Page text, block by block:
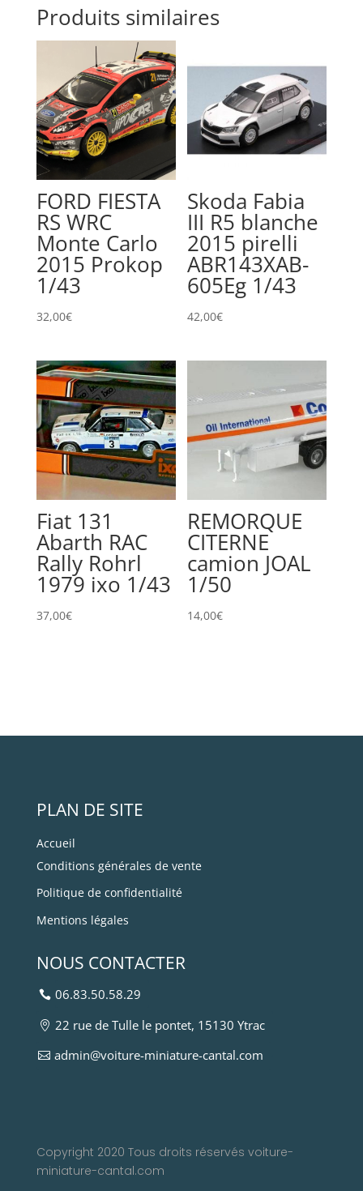
Produits similaires
FORD FIESTA
RS WRC
Monte Carlo
2015 Prokop
1/43
32,00€
Skoda Fabia
III R5 blanche
2015 pirelli
ABR143XAB-
605Eg 1/43
42,00€
Fiat 131
Abarth RAC
Rally Rohrl
1979 ixo 1/43
37,00€
REMORQUE
CITERNE
camion JOAL
1/50
14,00€
PLAN DE SITE
Accueil
Conditions générales de vente
Politique de confidentialité
Mentions légales
NOUS CONTACTER
06.83.50.58.29
22 rue de Tulle le pontet, 15130 Ytrac
admin@voiture-miniature-cantal.com
Copyright 2020 Tous droits réservés voiture-
miniature-cantal.com